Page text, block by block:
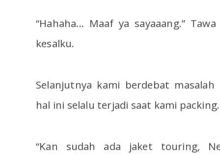
“Hahaha... Maaf ya sayaaang.”
kesalku.
Selanjutnya kami berdebat
hal ini selalu terjadi saat kami packing.
“Kan sudah ada jaket touring,